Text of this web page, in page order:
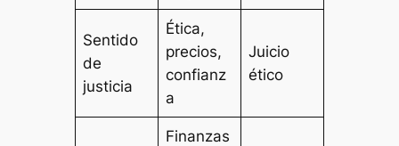
Sentido
de
justicia
Ética,
precios,
confianz
a
Juicio
ético
Finanzas